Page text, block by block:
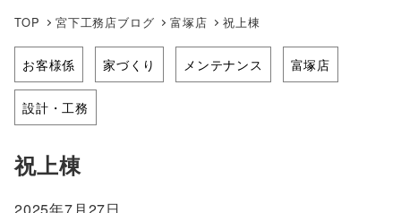
TOP 宮下工務店ブログ 富塚店 祝上棟
お客様係 家づくり メンテナンス 富塚店
設計・工務
祝上棟